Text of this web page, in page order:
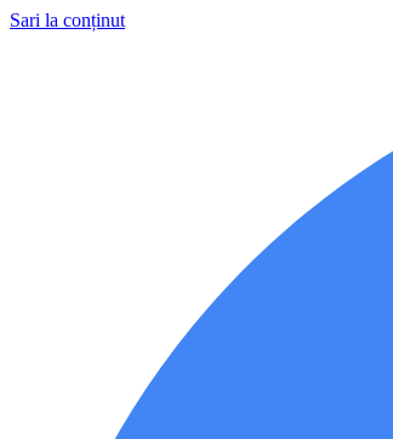
Sari la conținut